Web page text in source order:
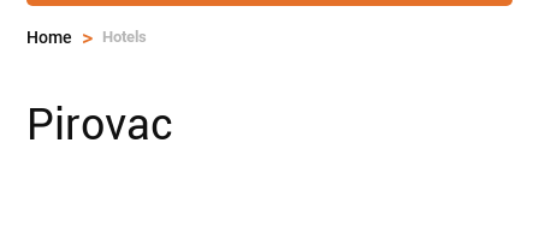
Home > Hotels
Pirovac